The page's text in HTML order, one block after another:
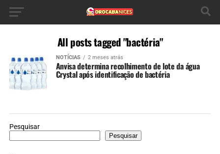
All posts tagged "bactéria"
NOTÍCIAS 2 meses atrás
Anvisa determina recolhimento de lote da água
Crystal após identificação de bactéria
Pesquisar
Pesquisar